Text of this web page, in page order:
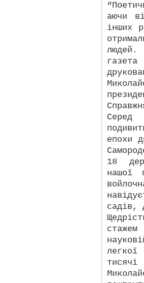
аючи
інших
людей.
Серед
епохи
18
нашої
садів,
тисячі